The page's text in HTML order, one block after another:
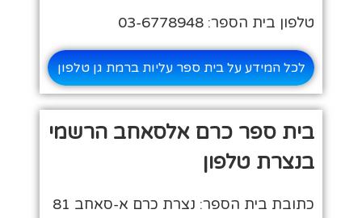
טלפון בית הספר: 03-6778948
לכל המידע על בית ספר עליות ברמת גן טלפון
בית ספר כרם אלסאחב הרשמי
בנצרת טלפון
כתובת בית הספר: נצרת כרם א-סאחב 81